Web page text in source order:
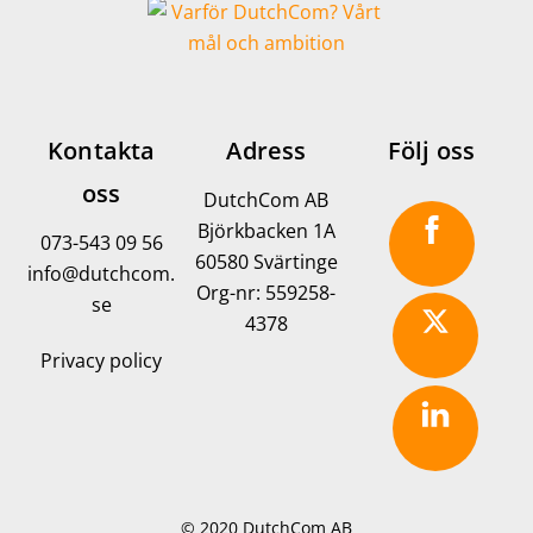
Kontakta
oss
073-543 09 56
info@dutchcom.
se
Privacy policy
Adress
DutchCom AB
Björkbacken 1A
60580 Svärtinge
Org-nr: 559258-
4378
Följ oss
© 2020 DutchCom AB